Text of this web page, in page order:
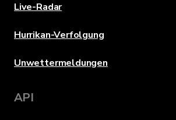
Live-Radar
Hurrikan-Verfolgung
Unwettermeldungen
API